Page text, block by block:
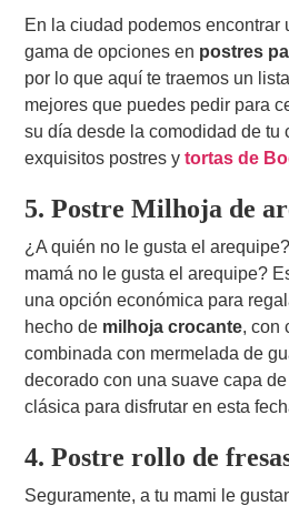
En la ciudad podemos encontrar
gama de opciones en postres
por lo que aquí te traemos un
mejores que puedes pedir para
su día desde la comodidad de tu
exquisitos postres ytortas de
5. Postre Milhoja de
¿A quién no le gusta el
mamá no le gusta el arequipe?
una opción económica para
hecho de milhoja crocante, con
combinada con mermelada de
decorado con una suave capa
clásica para disfrutar en esta
4. Postre rollo de
Seguramente, a tu mami le